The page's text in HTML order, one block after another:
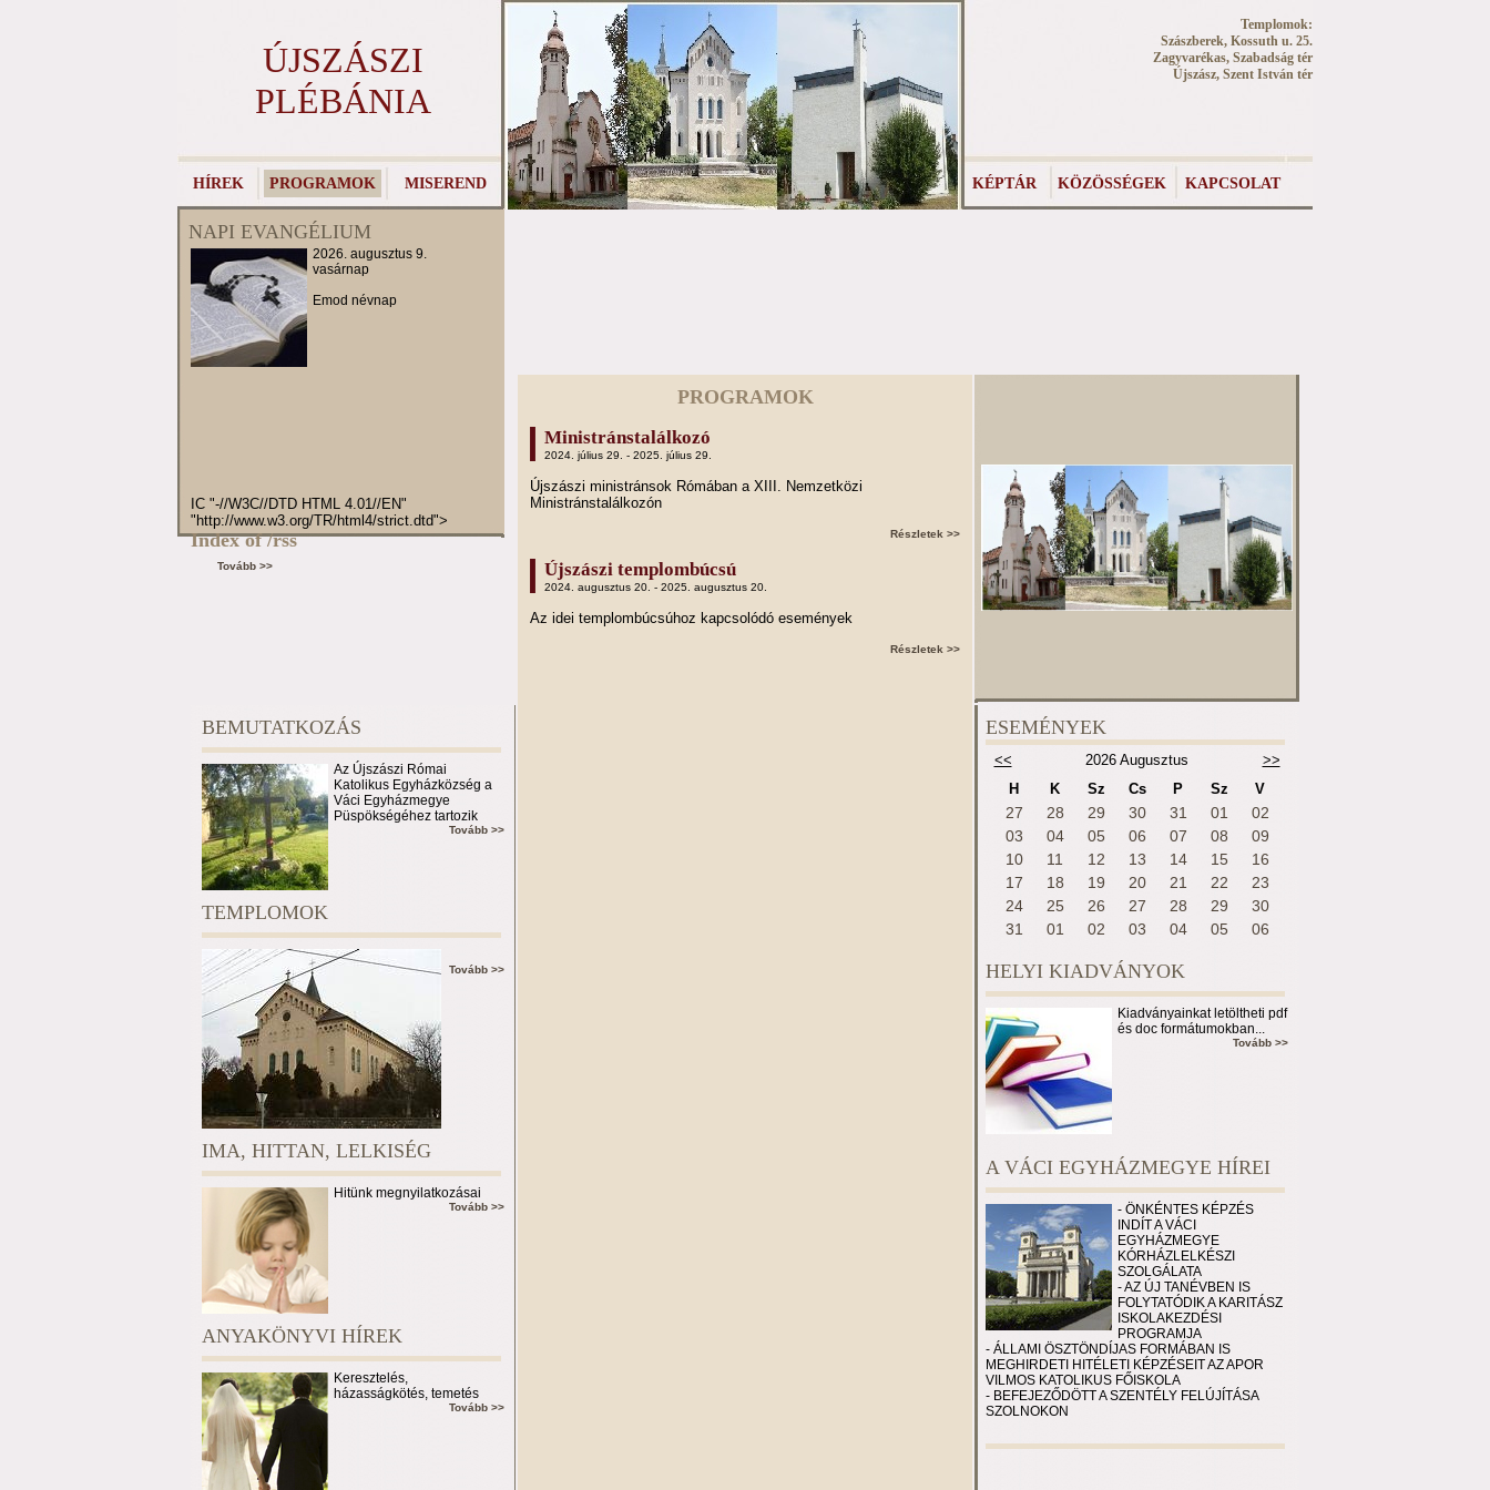
ÚJSZÁSZI
PLÉBÁNIA
Templomok:
Szászberek, Kossuth u. 25.
Zagyvarékas, Szabadság tér
Újszász, Szent István tér
HÍREK PROGRAMOK MISEREND KÉPTÁR KÖZÖSSÉGEK KAPCSOLAT
NAPI EVANGÉLIUM
2026. augusztus 9.
vasárnap
Emod névnap
IC "-//W3C//DTD HTML 4.01//EN"
"http://www.w3.org/TR/html4/strict.dtd">
Index of /rss
Tovább >>
PROGRAMOK
Ministránstalálkozó
2024. július 29. - 2025. július 29.
Újszászi ministránsok Rómában a XIII. Nemzetközi
Ministránstalálkozón
Részletek >>
Újszászi templombúcsú
2024. augusztus 20. - 2025. augusztus 20.
Az idei templombúcsúhoz kapcsolódó események
Részletek >>
BEMUTATKOZÁS
Az Újszászi Római
Katolikus Egyházközség a
Váci Egyházmegye
Püspökségéhez tartozik
Tovább >>
TEMPLOMOK
Tovább >>
IMA, HITTAN, LELKISÉG
Hitünk megnyilatkozásai
Tovább >>
ANYAKÖNYVI HÍREK
Keresztelés,
házasságkötés, temetés
Tovább >>
ESEMÉNYEK
<< 2026 Augusztus
>>
H
K Sz Cs P Sz V
27 28 29 30 31 01
02
03
04 05 06 07 08
09
10
11 12 13 14 15
16
17
18 19 20 21 22
23
24
25 26 27 28 29
30
31
01 02 03 04 05 06
HELYI KIADVÁNYOK
Kiadványainkat letöltheti pdf
és doc formátumokban...
Tovább >>
A VÁCI EGYHÁZMEGYE HÍREI
- ÖNKÉNTES KÉPZÉS
INDÍT A VÁCI
EGYHÁZMEGYE
KÓRHÁZLELKÉSZI
SZOLGÁLATA
- AZ ÚJ TANÉVBEN IS
FOLYTATÓDIK A KARITÁSZ
ISKOLAKEZDÉSI
PROGRAMJA
- ÁLLAMI ÖSZTÖNDÍJAS FORMÁBAN IS
MEGHIRDETI HITÉLETI KÉPZÉSEIT AZ APOR
VILMOS KATOLIKUS FŐISKOLA
- BEFEJEZŐDÖTT A SZENTÉLY FELÚJÍTÁSA
SZOLNOKON